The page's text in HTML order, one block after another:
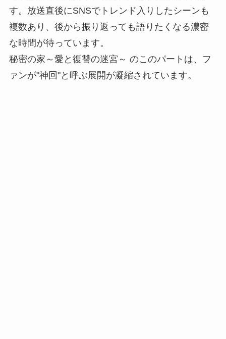
す。放送直後にSNSでトレンド入りしたシーンも
複数あり、後から振り返っても語りたくなる濃密
な時間が待っています。
秘密の家～愛と復讐の迷宮～ のこのパートは、フ
ァンが"神回"と呼ぶ展開が凝縮されています。